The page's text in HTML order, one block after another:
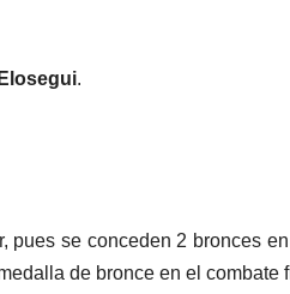
.
pues se conceden 2 bronces
de bronce en el combate